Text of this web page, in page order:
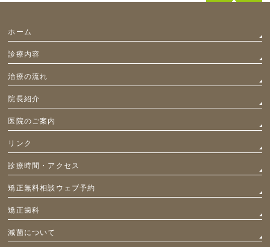
ホーム
診療内容
治療の流れ
院長紹介
医院のご案内
リンク
診療時間・アクセス
矯正無料相談ウェブ予約
矯正歯科
減菌について